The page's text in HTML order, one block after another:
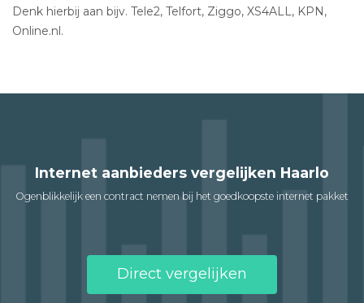
Denk hierbij aan bijv. Tele2, Telfort, Ziggo, XS4ALL, KPN,
Online.nl.
Internet aanbieders vergelijken Haarlo
Ogenblikkelijk een contract nemen bij het goedkoopste internet pakket
Direct vergelijken